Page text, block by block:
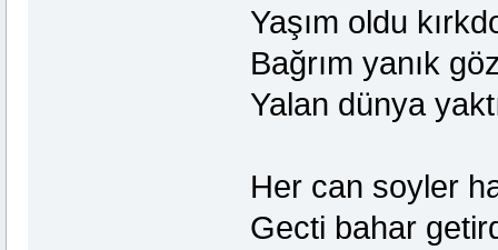
Yaşım oldu
Bağrım yanık
Yalan dünya
Her can soyler
Gecti bahar